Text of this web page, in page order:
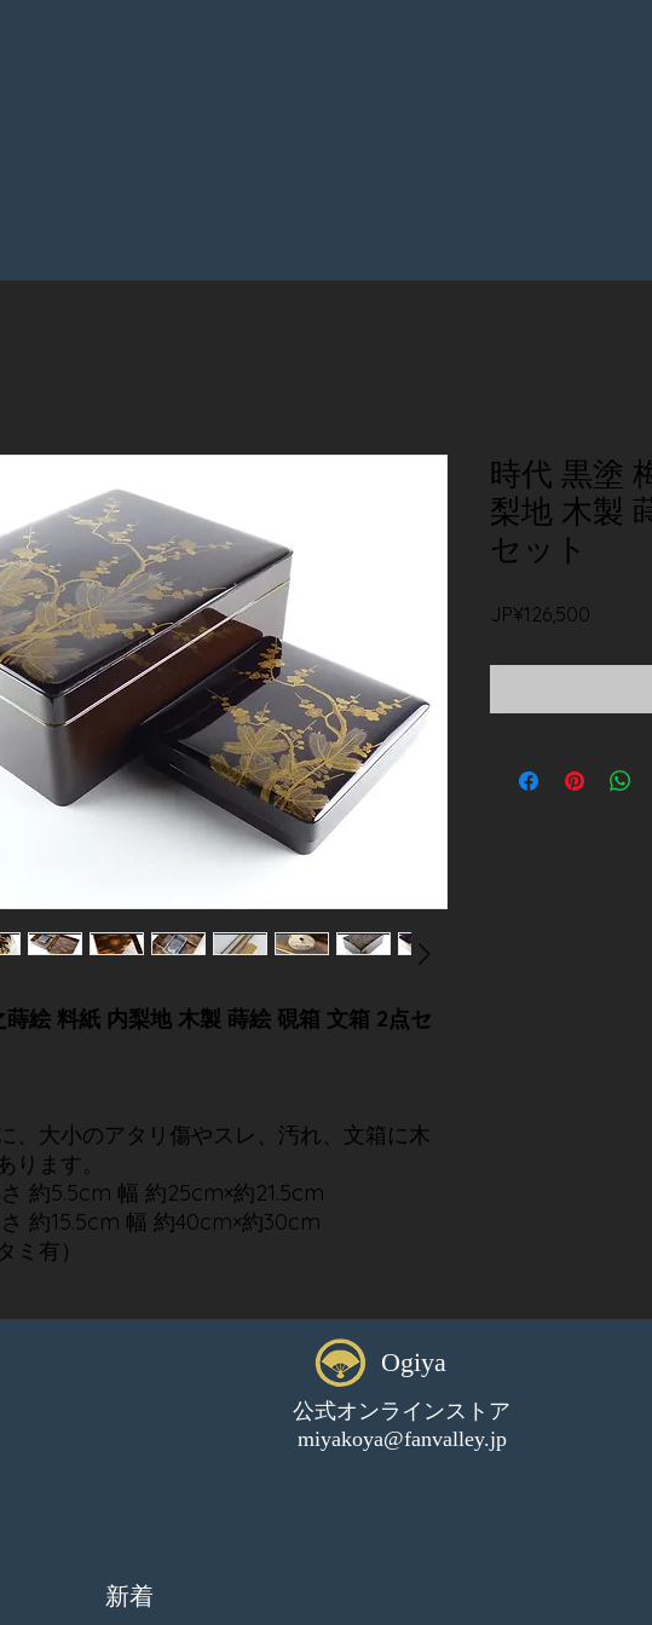
絵 料紙 内梨地 木製 蒔絵 硯箱 文箱 2点セ
、大小のアタリ傷やスレ、汚れ、文箱に木
ります。
約5.5cm 幅 約25cm×約21.5cm
幅 約40cm×約30cm
ミ有）
時代 黒塗
梨地 木製
セット
JP¥126,500
公式オンラインストア
Ogiya
miyakoya@fanvalley.jp
新着